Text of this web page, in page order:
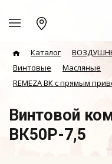
Каталог
Винтовые
Масляные
REMEZA ВК с прямым
Винтовой
ВК50Р-7,5